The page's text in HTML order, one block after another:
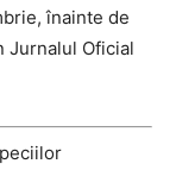
înainte de
Jurnalul Oficial